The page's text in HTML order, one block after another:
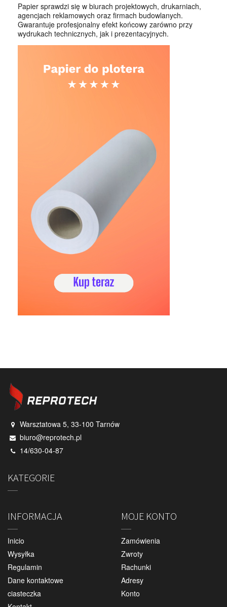
Papier sprawdzi się w biurach projektowych, drukarniach,
agencjach reklamowych oraz firmach budowlanych.
Gwarantuje profesjonalny efekt końcowy zarówno przy
wydrukach technicznych, jak i prezentacyjnych.
Warsztatowa 5, 33-100 Tarnów
biuro@reprotech.pl
14/630-04-87
KATEGORIE
INFORMACJA
Inicio
Wysyłka
Regulamin
Dane kontaktowe
ciasteczka
MOJE KONTO
Zamówienia
Zwroty
Rachunki
Adresy
Konto